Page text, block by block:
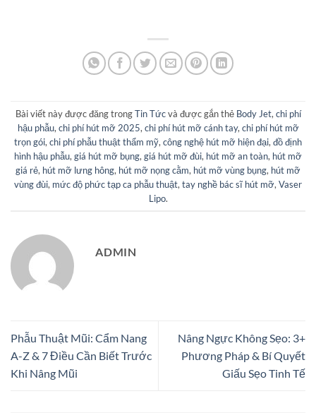
Bài viết này được đăng trongTin Tứcvà được gắn thẻ Body Jet, chi phí
hậu phẫu, chi phí hút mỡ 2025, chi phí hút mỡ cánh tay, chi phí hút mỡ
trọn gói, chi phí phẫu thuật thẩm mỹ, công nghệ hút mỡ hiện đại, đồ định
hình hậu phẫu, giá hút mỡ bụng, giá hút mỡ đùi, hút mỡ an toàn, hút mỡ
giá rẻ, hút mỡ lưng hông, hút mỡ nọng cằm, hút mỡ vùng bụng, hút mỡ
vùng đùi, mức độ phức tạp ca phẫu thuật, tay nghề bác sĩ hút mỡ, Vaser
Lipo.
ADMIN
Phẫu Thuật Mũi: Cẩm Nang
A-Z & 7 Điều Cần Biết Trước
Khi Nâng Mũi
Nâng Ngực Không Sẹo: 3+
Phương Pháp & Bí Quyết
Giấu Sẹo Tinh Tế